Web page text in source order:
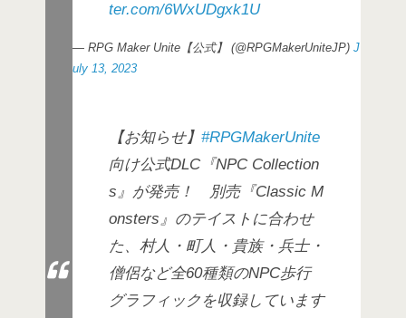
ter.com/6WxUDgxk1U
— RPG Maker Unite【公式】 (@RPGMakerUniteJP) J
uly 13, 2023
【お知らせ】 #RPGMakerUnite
向け公式DLC『NPC Collection
s』が発売！ 別売『Classic M
onsters』のテイストに合わせ
た、村人・町人・貴族・兵士・
僧侶など全60種類のNPC歩行
グラフィックを収録しています